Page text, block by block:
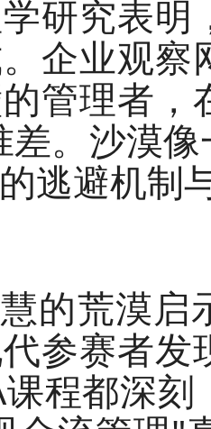
研究表明
企业观察
管理者，
差。沙漠
逃避机制
的荒漠启
参赛者发
课程都深